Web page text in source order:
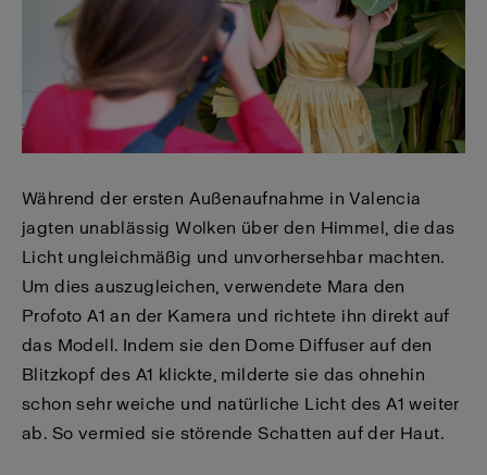
Während der ersten Außenaufnahme in Valencia
jagten unablässig Wolken über den Himmel, die das
Licht ungleichmäßig und unvorhersehbar machten.
Um dies auszugleichen, verwendete Mara den
Profoto A1 an der Kamera und richtete ihn direkt auf
das Modell. Indem sie den Dome Diffuser auf den
Blitzkopf des A1 klickte, milderte sie das ohnehin
schon sehr weiche und natürliche Licht des A1 weiter
ab. So vermied sie störende Schatten auf der Haut.